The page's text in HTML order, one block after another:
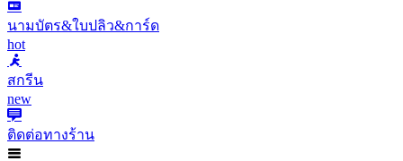
นามบัตร&ใบปลิว&การ์ด
hot
สกรีน
new
ติดต่อทางร้าน